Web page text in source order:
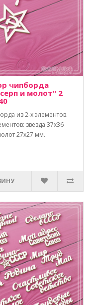
чипборда
и молот" 2
из 2-х элементов.
звезда 37х36
27х27 мм.